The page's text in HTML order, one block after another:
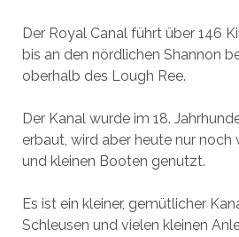
Der Royal Canal führt über 146
bis an den nördlichen Shannon
oberhalb des Lough Ree.
Der Kanal wurde im 18.
erbaut, wird aber heute nur noch
und kleinen Booten genutzt.
Es ist ein kleiner, gemütlicher
Schleusen und vielen kleinen